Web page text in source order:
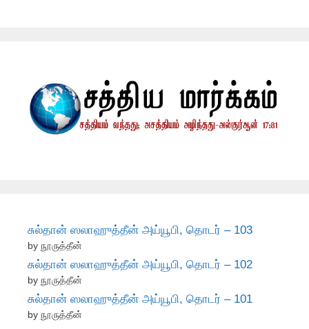
சுல்தான் ஸலாஹுத்தீன் அய்யூபி, தொடர் – 103
by நூருத்தீன்
சுல்தான் ஸலாஹுத்தீன் அய்யூபி, தொடர் – 102
by நூருத்தீன்
சுல்தான் ஸலாஹுத்தீன் அய்யூபி, தொடர் – 101
by நூருத்தீன்